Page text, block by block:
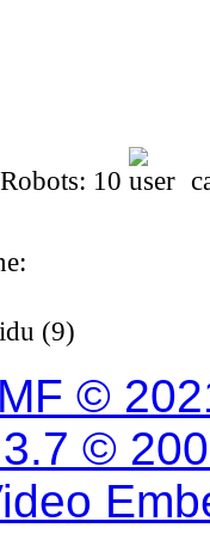
Robots: 10
(9)
©
©